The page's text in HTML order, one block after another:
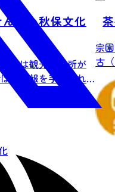
だい秋保文化
内は観光案内所が
の情報を手に入れ
宗
古
台